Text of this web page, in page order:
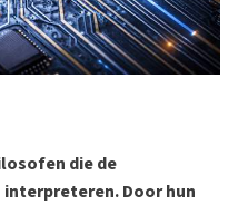
die de
Door hun